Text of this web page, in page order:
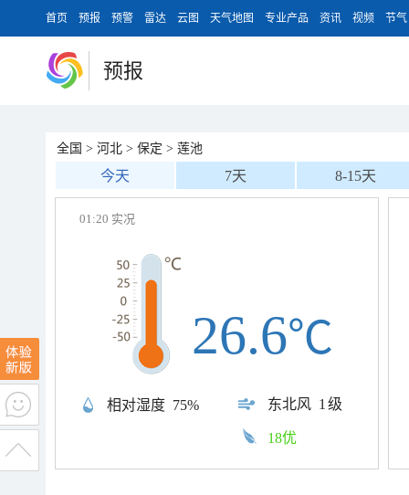
首页 预报 预警 雷达 云图 天气地图 专业产品 资讯 视频 节气
预报
全国 > 河北 > 保定 > 莲池
今天 7天 8-15天
01:20 实况
相对湿度 75% 东北风 1级
26.6℃
18优